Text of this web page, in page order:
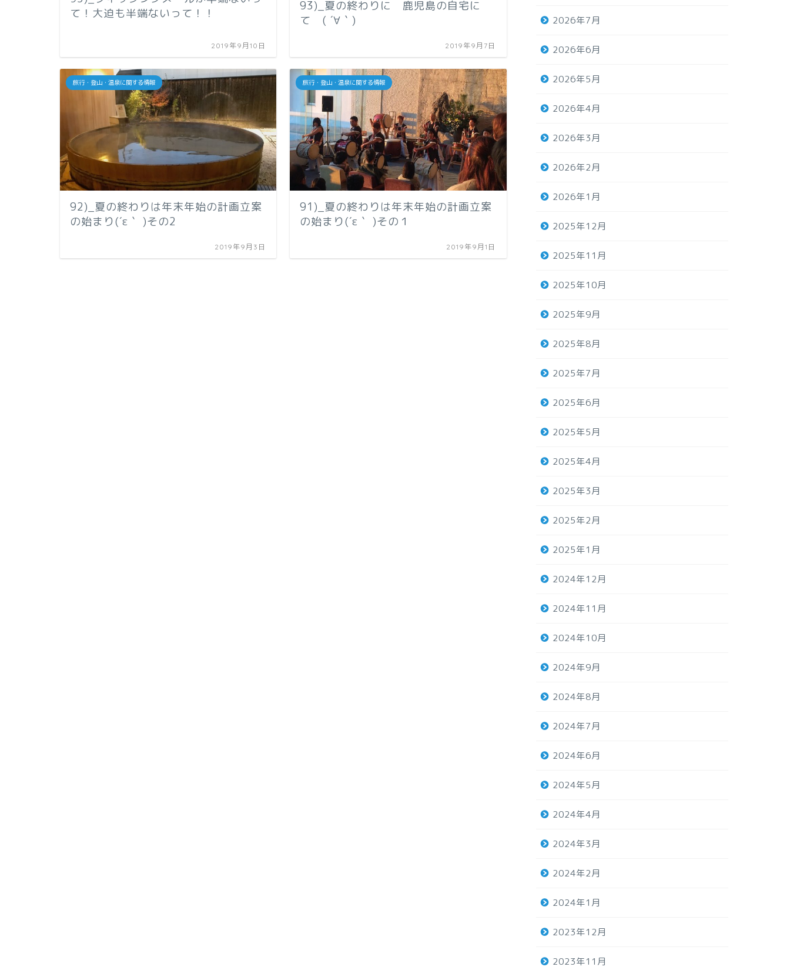
て！大迫も半端ないって！！
2019年9月10日
93)_夏の終わりに 鹿児島の自宅に
て ( ´∀｀)
2019年9月7日
旅行・登山・温泉に関する情報
92)_夏の終わりは年末年始の計画立案
の始まり(´ε｀ )その2
2019年9月3日
旅行・登山・温泉に関する情報
91)_夏の終わりは年末年始の計画立案
の始まり(´ε｀ )その１
2019年9月1日
2026年7月
2026年6月
2026年5月
2026年4月
2026年3月
2026年2月
2026年1月
2025年12月
2025年11月
2025年10月
2025年9月
2025年8月
2025年7月
2025年6月
2025年5月
2025年4月
2025年3月
2025年2月
2025年1月
2024年12月
2024年11月
2024年10月
2024年9月
2024年8月
2024年7月
2024年6月
2024年5月
2024年4月
2024年3月
2024年2月
2024年1月
2023年12月
2023年11月